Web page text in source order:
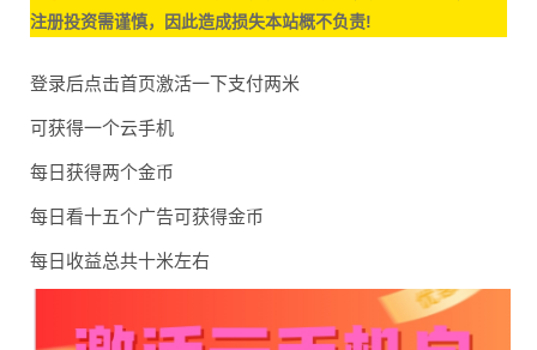
注册投资需谨慎，因此造成损失本站概不负责!
登录后点击首页激活一下支付两米
可获得一个云手机
每日获得两个金币
每日看十五个广告可获得金币
每日收益总共十米左右